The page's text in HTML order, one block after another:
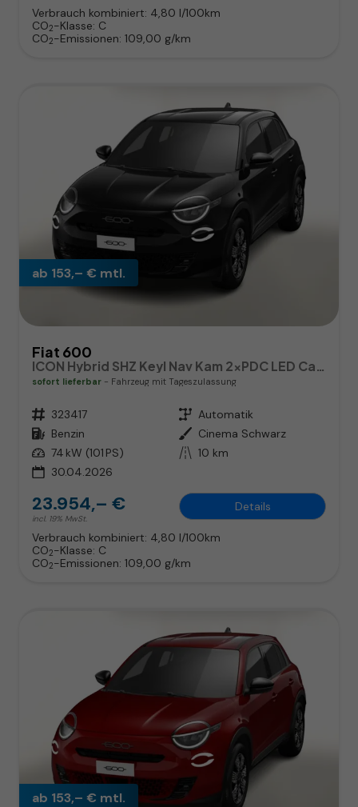
Verbrauch kombiniert: 4,80 l/100km
CO2-Klasse: C
CO2-Emissionen: 109,00 g/km
ab 153,– € mtl.
Fiat 600
sofort lieferbar Fahrzeug mit Tageszulassung
Fahrzeugnr. 323417 Getriebe Automatik
Kraftstoff Benzin Außenfarbe Cinema Schwarz
Leistung 74 kW (101 PS) Kilometerstand 10 km
30.04.2026
23.954,– €
incl. 19% MwSt.
Details
Verbrauch kombiniert: 4,80 l/100km
CO2-Klasse: C
CO2-Emissionen: 109,00 g/km
ab 153,– € mtl.